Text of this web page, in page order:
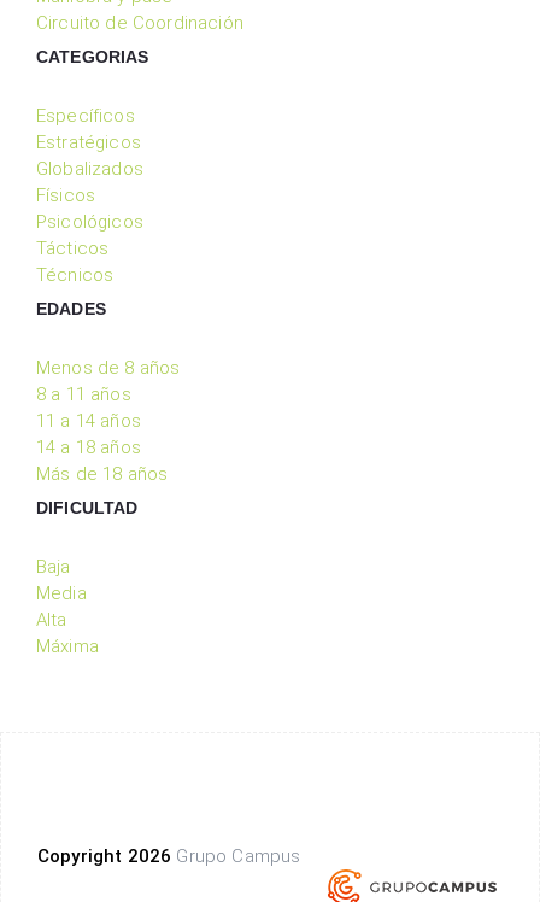
Circuito de Coordinación
CATEGORIAS
Específicos
Estratégicos
Globalizados
Físicos
Psicológicos
Tácticos
Técnicos
EDADES
Menos de 8 años
8 a 11 años
11 a 14 años
14 a 18 años
Más de 18 años
DIFICULTAD
Baja
Media
Alta
Máxima
Copyright 2026 Grupo Campus